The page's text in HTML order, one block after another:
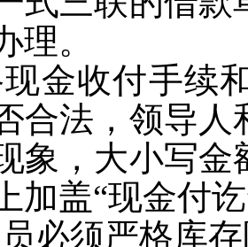
理。
金收付手续
合法，领导
象，大小写
加盖“现金付
必须严格库